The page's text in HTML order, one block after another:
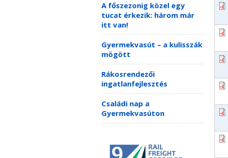
A főszezonig közel egy
tucat érkezik: három már
itt van!
Gyermekvasút – a kulisszák
mögött
Rákosrendezői
ingatlanfejlesztés
Családi nap a
Gyermekvasúton